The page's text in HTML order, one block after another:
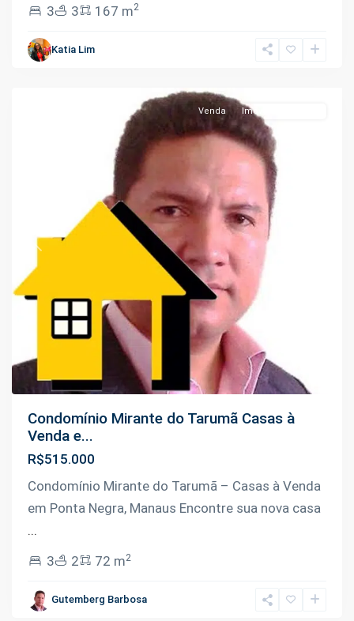
3
3 167 m2
Katia Lim
Negra,
Previous
Venda Imóveis Em Obras
Condomínio Mirante do Tarumã Casas à
Venda e...
R$515.000
Condomínio Mirante do Tarumã – Casas à Venda
em Ponta Negra, Manaus Encontre sua nova casa
...
3
2 72 m2
Gutemberg Barbosa
Tarumã,